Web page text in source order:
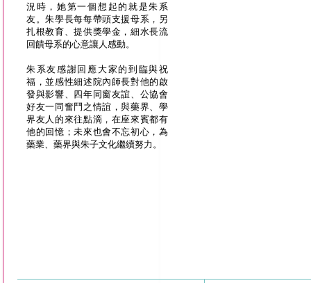
況時，她第一個想起的就是朱系
友。朱學長每每帶頭支援母系，另
扎根教育、提供獎學金，細水長流
回饋母系的心意讓人感動。
朱系友感謝回應大家的到臨與祝
福，並感性細述院內師長對他的啟
發與影響、四年同窗友誼、公協會
好友一同奮鬥之情誼，與藥界、學
界友人的來往點滴，在座來賓都有
他的回憶；未來也會不忘初心，為
藥業、藥界與朱子文化繼續努力。